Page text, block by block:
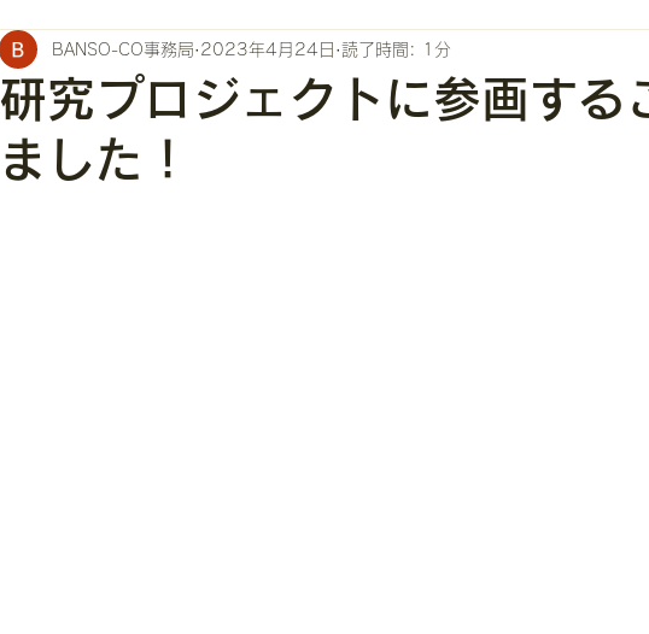
研究プロジェクトに参画する
ました！
BANSO-CO事務局 2023年4月24日 読了時間: 1分